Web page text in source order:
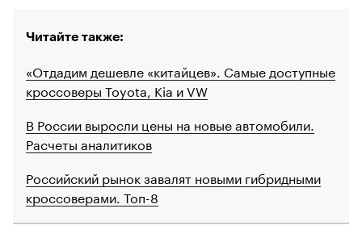
Читайте также:
«Отдадим дешевле «китайцев». Самые доступные
кроссоверы Toyota, Kia и VW
В России выросли цены на новые автомобили.
Расчеты аналитиков
Российский рынок завалят новыми гибридными
кроссоверами. Топ-8